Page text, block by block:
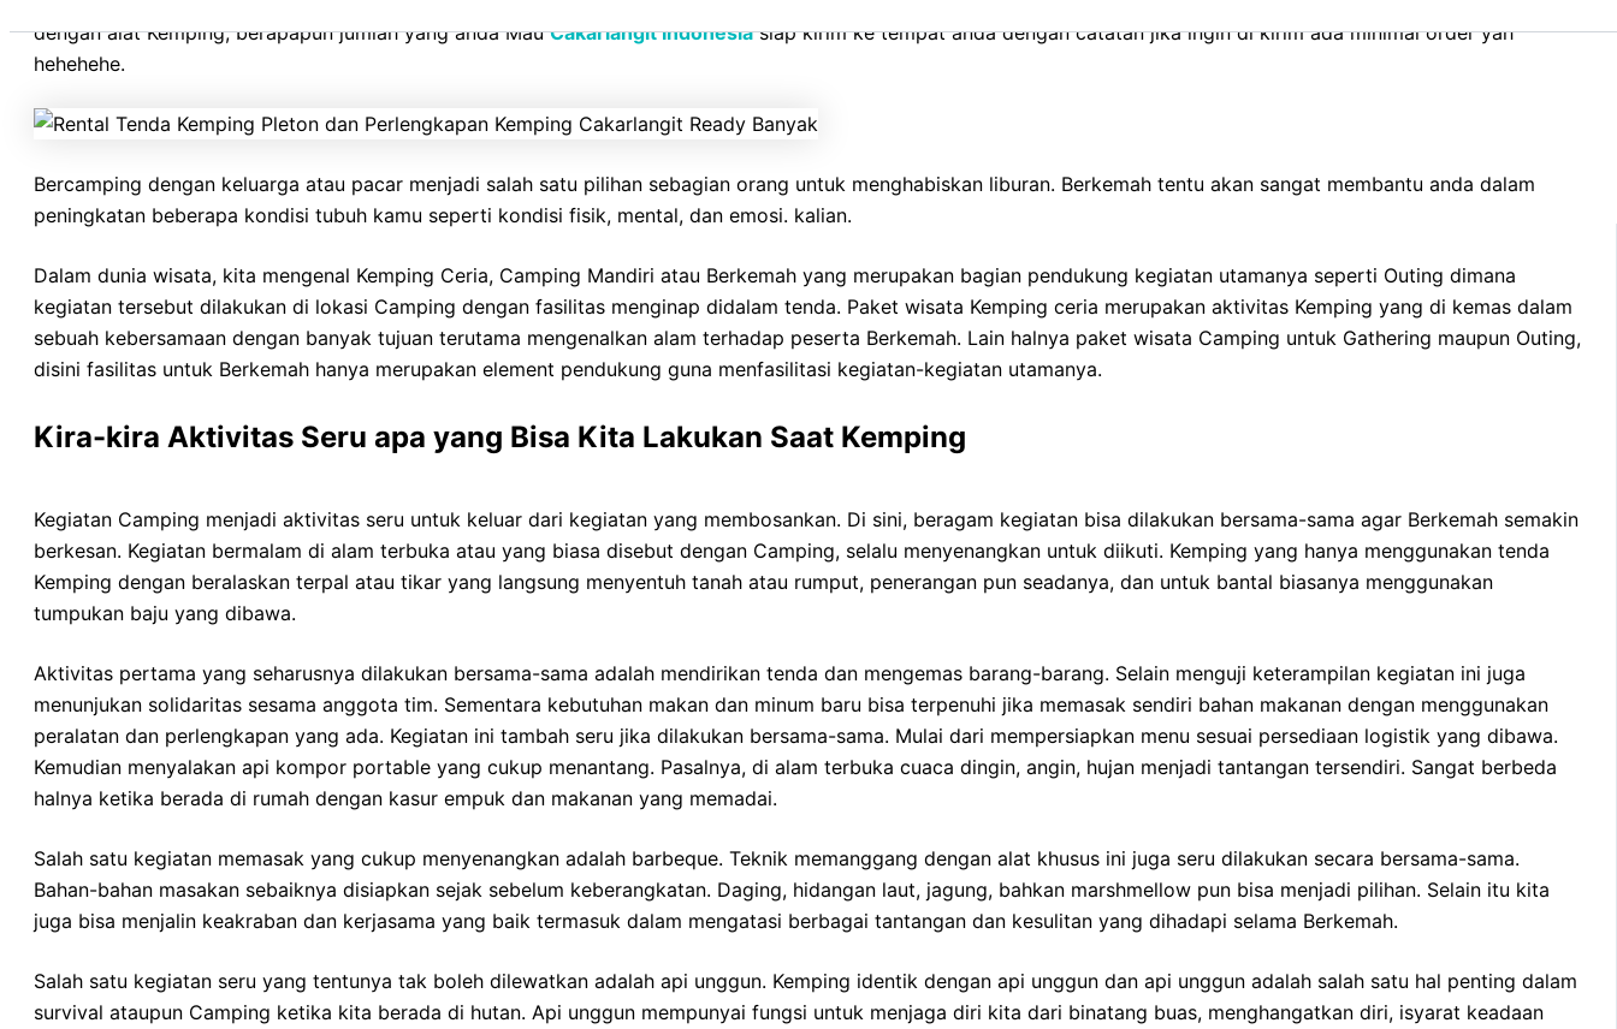
dengan alat Kemping, berapapun jumlah yang anda MauCakarlangit Indonesiasiap kirim ke tempat anda dengan catatan jika ingin di kirim ada minimal order yah
hehehehe.
Bercamping dengan keluarga atau pacar menjadi salah satu pilihan sebagian orang untuk menghabiskan liburan. Berkemah tentu akan sangat membantu anda dalam
peningkatan beberapa kondisi tubuh kamu seperti kondisi fisik, mental, dan emosi. kalian.
Dalam dunia wisata, kita mengenal Kemping Ceria, Camping Mandiri atau Berkemah yang merupakan bagian pendukung kegiatan utamanya seperti Outing dimana
kegiatan tersebut dilakukan di lokasi Camping dengan fasilitas menginap didalam tenda. Paket wisata Kemping ceria merupakan aktivitas Kemping yang di kemas dalam
sebuah kebersamaan dengan banyak tujuan terutama mengenalkan alam terhadap peserta Berkemah. Lain halnya paket wisata Camping untuk Gathering maupun Outing,
disini fasilitas untuk Berkemah hanya merupakan element pendukung guna menfasilitasi kegiatan-kegiatan utamanya.
Kira-kira Aktivitas Seru apa yang Bisa Kita Lakukan Saat Kemping
Kegiatan Camping menjadi aktivitas seru untuk keluar dari kegiatan yang membosankan. Di sini, beragam kegiatan bisa dilakukan bersama-sama agar Berkemah semakin
berkesan. Kegiatan bermalam di alam terbuka atau yang biasa disebut dengan Camping, selalu menyenangkan untuk diikuti. Kemping yang hanya menggunakan tenda
Kemping dengan beralaskan terpal atau tikar yang langsung menyentuh tanah atau rumput, penerangan pun seadanya, dan untuk bantal biasanya menggunakan
tumpukan baju yang dibawa.
Aktivitas pertama yang seharusnya dilakukan bersama-sama adalah mendirikan tenda dan mengemas barang-barang. Selain menguji keterampilan kegiatan ini juga
menunjukan solidaritas sesama anggota tim. Sementara kebutuhan makan dan minum baru bisa terpenuhi jika memasak sendiri bahan makanan dengan menggunakan
peralatan dan perlengkapan yang ada. Kegiatan ini tambah seru jika dilakukan bersama-sama. Mulai dari mempersiapkan menu sesuai persediaan logistik yang dibawa.
Kemudian menyalakan api kompor portable yang cukup menantang. Pasalnya, di alam terbuka cuaca dingin, angin, hujan menjadi tantangan tersendiri. Sangat berbeda
halnya ketika berada di rumah dengan kasur empuk dan makanan yang memadai.
Salah satu kegiatan memasak yang cukup menyenangkan adalah barbeque. Teknik memanggang dengan alat khusus ini juga seru dilakukan secara bersama-sama.
Bahan-bahan masakan sebaiknya disiapkan sejak sebelum keberangkatan. Daging, hidangan laut, jagung, bahkan marshmellow pun bisa menjadi pilihan. Selain itu kita
juga bisa menjalin keakraban dan kerjasama yang baik termasuk dalam mengatasi berbagai tantangan dan kesulitan yang dihadapi selama Berkemah.
Salah satu kegiatan seru yang tentunya tak boleh dilewatkan adalah api unggun. Kemping identik dengan api unggun dan api unggun adalah salah satu hal penting dalam
survival ataupun Camping ketika kita berada di hutan. Api unggun mempunyai fungsi untuk menjaga diri kita dari binatang buas, menghangatkan diri, isyarat keadaan